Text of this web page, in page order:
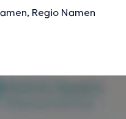
Regio Namen